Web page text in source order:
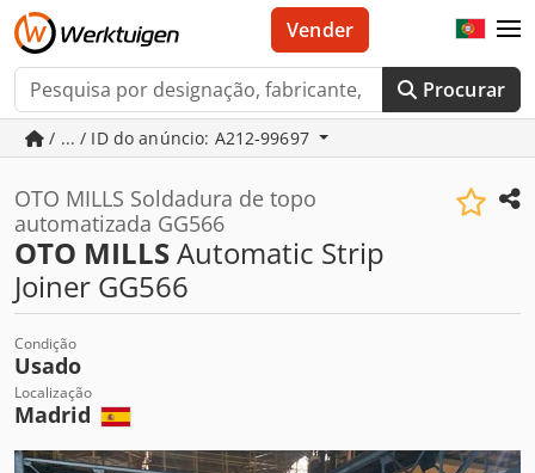
Procurar
Vender
/ ... / ID do anúncio: A212-99697
OTO MILLS Soldadura de topo
automatizada GG566
OTO MILLSAutomatic Strip
Joiner GG566
Condição
Usado
Localização
Madrid